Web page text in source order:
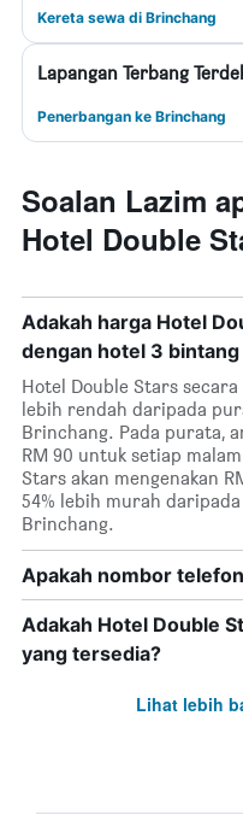
Kereta sewa di Brinchang
Lapangan Terbang
Penerbangan ke Brinchang
Soalan Lazim
Hotel Double
Adakah harga Hotel
dengan hotel 3
Hotel Double Stars
lebih rendah daripada
Brinchang. Pada purata,
RM 90 untuk setiap
Stars akan mengenakan
54% lebih murah
Brinchang.
Apakah nombor
Adakah Hotel Double
yang tersedia?
Lihat lebih